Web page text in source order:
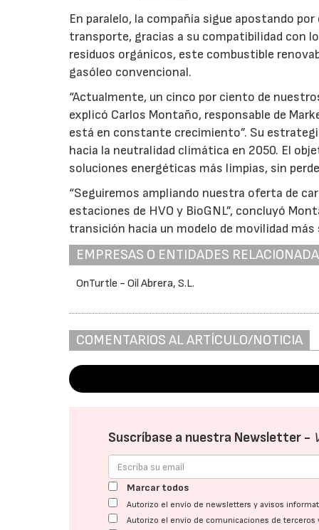
En paralelo, la compañía sigue apostando
transporte, gracias a su compatibilidad con
residuos orgánicos, este combustible
gasóleo convencional.
“Actualmente, un cinco por ciento de
explicó Carlos Montaño, responsable de
está en constante crecimiento”. Su
hacia la neutralidad climática en 2050. El
soluciones energéticas más limpias, sin
“Seguiremos ampliando nuestra oferta de
estaciones de HVO y BioGNL”, concluyó
transición hacia un modelo de movilidad
EMPRESAS O ENTIDADES
OnTurtle - Oil Abrera, S.L.
COMENTARIOS AL ARTÍCULO/NOTICIA
Suscríbase a nuestra Newsletter -
Marcar todos
Autorizo el envío de newsletters y avisos
Autorizo el envío de comunicaciones de